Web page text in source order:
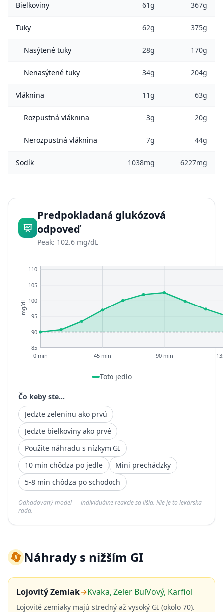
Bielkoviny 61g 367g
Tuky 62g 375g
Nasýtené tuky 28g 170g
Nenasýtené tuky 34g 204g
Vláknina 11g 63g
Rozpustná vláknina 3g 20g
Nerozpustná vláknina 7g 44g
Sodík 1038mg 6227mg
Predpokladaná glukózová
odpoveď
Peak: 102.6 mg/dL
85
90
95
100
105
110
0 min 45 min 90 min
mg/dL
Toto jedlo
Čo keby ste...
Jedzte zeleninu ako prvú
Jedzte bielkoviny ako prvé
Použite náhradu s nízkym GI
10 min chôdza po jedle
Mini prechádzky
5-8 min chôdza po schodoch
Odhadovaný model — individuálne reakcie sa líšia. Nie je to lekárska
rada.
🔄Náhrady s nižším GI
Lojovitý Zemiak→Kvaka, Zeler BuľVový, Karfiol
Lojovité zemiaky majú stredný až vysoký GI (okolo 70).